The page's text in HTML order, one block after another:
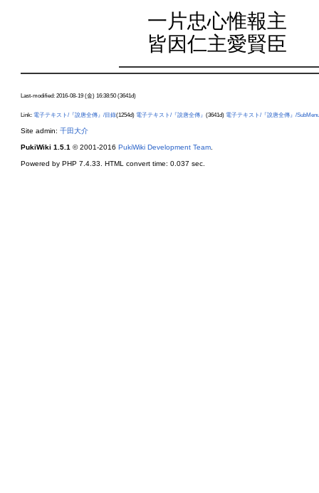
一片忠心惟報主
皆因仁主愛賢臣
Last-modified: 2016-08-19 (金) 16:38:50 (3641d)
Link: 電子テキスト/『說唐全傳』/目錄(1254d) 電子テキスト/『說唐全傳』 (3641d) 電子テキスト/『說唐全傳』/SubMenu
Site admin: 千田大介
PukiWiki 1.5.1 © 2001-2016 PukiWiki Development Team
Powered by PHP 7.4.33. HTML convert time: 0.037 sec.